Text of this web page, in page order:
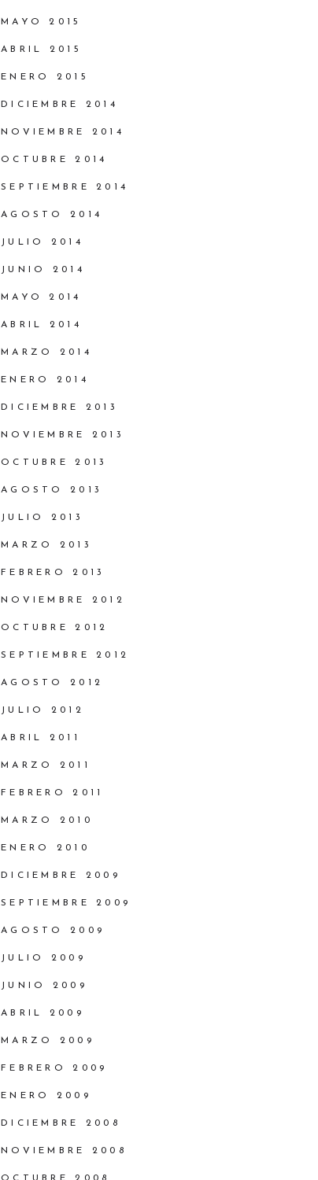
MAYO 2015
ABRIL 2015
ENERO 2015
DICIEMBRE 2014
NOVIEMBRE 2014
OCTUBRE 2014
SEPTIEMBRE 2014
AGOSTO 2014
JULIO 2014
JUNIO 2014
MAYO 2014
ABRIL 2014
MARZO 2014
ENERO 2014
DICIEMBRE 2013
NOVIEMBRE 2013
OCTUBRE 2013
AGOSTO 2013
JULIO 2013
MARZO 2013
FEBRERO 2013
NOVIEMBRE 2012
OCTUBRE 2012
SEPTIEMBRE 2012
AGOSTO 2012
JULIO 2012
ABRIL 2011
MARZO 2011
FEBRERO 2011
MARZO 2010
ENERO 2010
DICIEMBRE 2009
SEPTIEMBRE 2009
AGOSTO 2009
JULIO 2009
JUNIO 2009
ABRIL 2009
MARZO 2009
FEBRERO 2009
ENERO 2009
DICIEMBRE 2008
NOVIEMBRE 2008